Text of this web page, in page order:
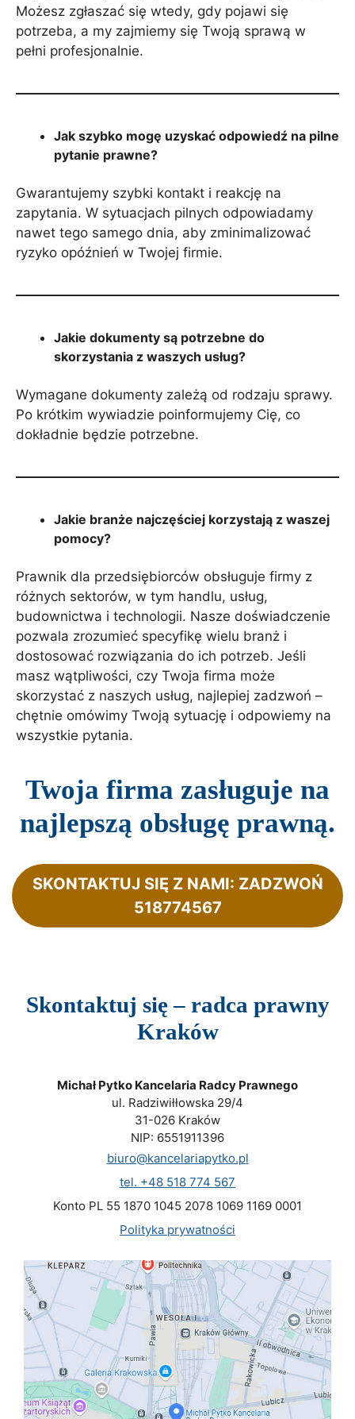
Możesz zgłaszać się wtedy, gdy pojawi się
potrzeba, a my zajmiemy się Twoją sprawą w
pełni profesjonalnie.
Jak szybko mogę uzyskać odpowiedź na pilne
pytanie prawne?
Gwarantujemy szybki kontakt i reakcję na
zapytania. W sytuacjach pilnych odpowiadamy
nawet tego samego dnia, aby zminimalizować
ryzyko opóźnień w Twojej firmie.
Jakie dokumenty są potrzebne do
skorzystania z waszych usług?
Wymagane dokumenty zależą od rodzaju sprawy.
Po krótkim wywiadzie poinformujemy Cię, co
dokładnie będzie potrzebne.
Jakie branże najczęściej korzystają z waszej
pomocy?
Prawnik dla przedsiębiorców obsługuje firmy z
różnych sektorów, w tym handlu, usług,
budownictwa i technologii. Nasze doświadczenie
pozwala zrozumieć specyfikę wielu branż i
dostosować rozwiązania do ich potrzeb. Jeśli
masz wątpliwości, czy Twoja firma może
skorzystać z naszych usług, najlepiej zadzwoń –
chętnie omówimy Twoją sytuację i odpowiemy na
wszystkie pytania.
Twoja firma zasługuje na
najlepszą obsługę prawną.
SKONTAKTUJ SIĘ Z NAMI: ZADZWOŃ
518774567
Skontaktuj się – radca prawny
Kraków
Michał Pytko Kancelaria Radcy Prawnego
ul. Radziwiłłowska 29/4
31-026 Kraków
NIP: 6551911396
biuro@kancelariapytko.pl
tel. +48 518 774 567
Konto PL 55 1870 1045 2078 1069 1169 0001
Polityka prywatności